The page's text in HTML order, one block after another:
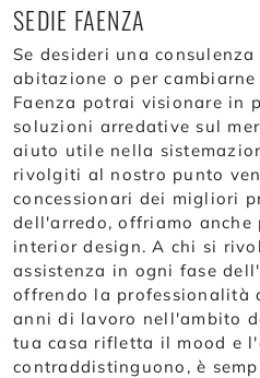
SEDIE FAENZA
Se desideri una
abitazione o per
Faenza potrai visionare in
soluzioni arredative sul
aiuto utile nella
rivolgiti al nostro punto
concessionari dei migliori
dell'arredo, offriamo
interior design. A chi si
assistenza in ogni fase
offrendo la professionalità
anni di lavoro nell'ambito
tua casa rifletta il mood e
contraddistinguono, è